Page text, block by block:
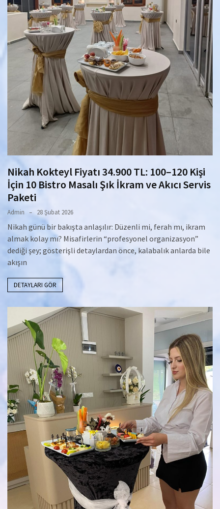
Nikah Kokteyl Fiyatı 34.900 TL: 100–120 Kişi
İçin 10 Bistro Masalı Şık İkram ve Akıcı Servis
Paketi
Admin 28 Şubat 2026
Nikah günü bir bakışta anlaşılır: Düzenli mi, ferah mı, ikram
almak kolay mı? Misafirlerin “profesyonel organizasyon”
dediği şey; gösterişli detaylardan önce, kalabalık anlarda bile
akışın
DETAYLARI GÖR